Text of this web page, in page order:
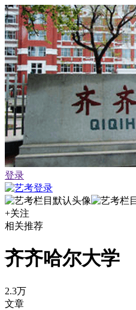
登录
+关注
相关推荐
齐齐哈尔大学
2.3万
文章